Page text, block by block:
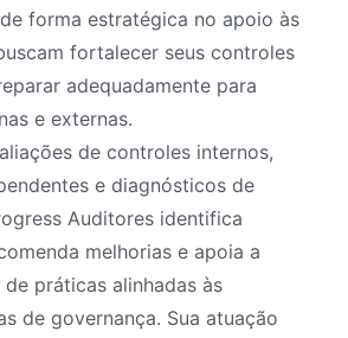
forma estratégica no apoio às
fortalecer seus controles
adequadamente para
e externas.
de controles internos,
e diagnósticos de
Auditores identifica
melhorias e apoia a
práticas alinhadas às
de governança. Sua atuação